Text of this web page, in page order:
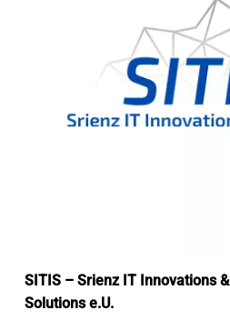
SITIS – Srienz IT Innovations &
Solutions e.U.